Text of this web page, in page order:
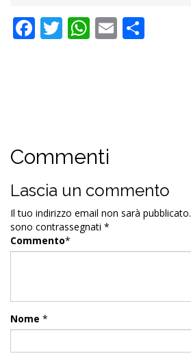
Facebook
Twitter
WhatsApp
Email
Commenti
Lascia un commento
Il tuo indirizzo email non sarà pubblicato.
sono contrassegnati *
Commento*
Nome *